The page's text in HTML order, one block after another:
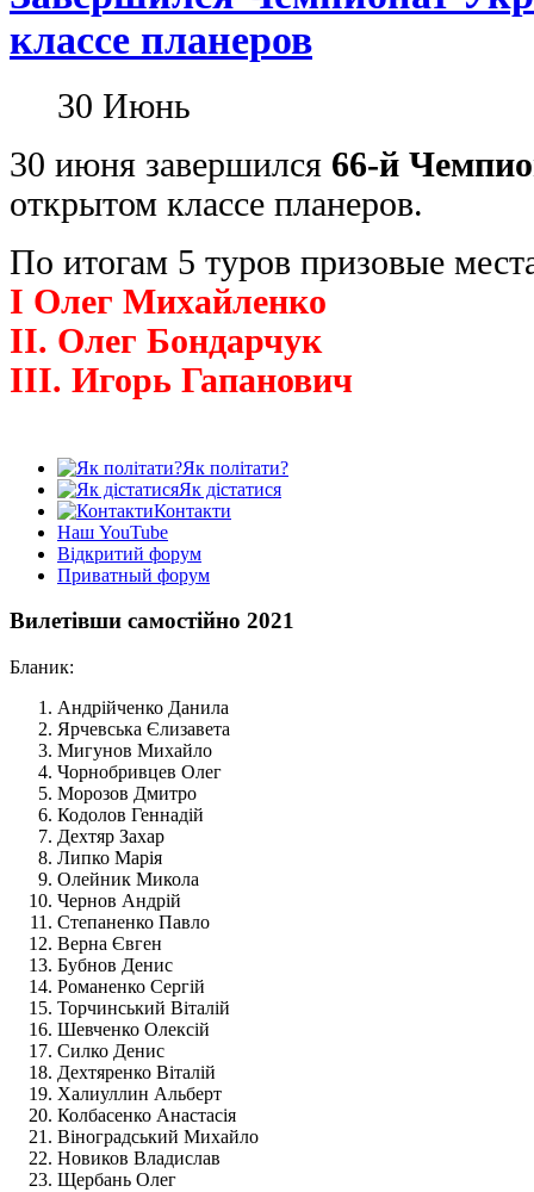
классе планеров
30 Июнь
30 июня завершился 66-й
открытом классе планеров.
По итогам 5 туров призовые
I Олег Михайленко
II. Олег Бондарчук
III. Игорь Гапанович
Як політати?
Як дістатися
Контакти
Наш YouTube
Відкритий форум
Приватный форум
Вилетівши самостійно 2021
Бланик:
Андрійченко Данила
Ярчевська Єлизавета
Мигунов Михайло
Чорнобривцев Олег
Морозов Дмитро
Кодолов Геннадій
Дехтяр Захар
Липко Марія
Олейник Микола
Чернов Андрій
Степаненко Павло
Верна Євген
Бубнов Денис
Романенко Сергій
Торчинський Віталій
Шевченко Олексій
Силко Денис
Дехтяренко Віталій
Халиуллин Альберт
Колбасенко Анастасія
Віноградський Михайло
Новиков Владислав
Щербань Олег